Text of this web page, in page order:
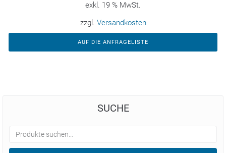
exkl. 19 % MwSt.
zzgl. Versandkosten
AUF DIE ANFRAGELISTE
SUCHE